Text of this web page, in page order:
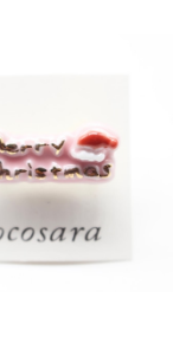
チ 「Merry Christma
s」
¥1,000